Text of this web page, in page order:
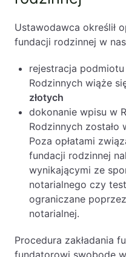
Ustawodawca określił
fundacji rodzinnej w
rejestracja
Rodzinnych wiąże
złotych
dokonanie wpisu w
Rodzinnych zostało
Poza opłatami
fundacji rodzinnej
wynikającymi ze
notarialnego czy
ograniczane
notarialnej.
Procedura zakładania
fundatorowi swobodę